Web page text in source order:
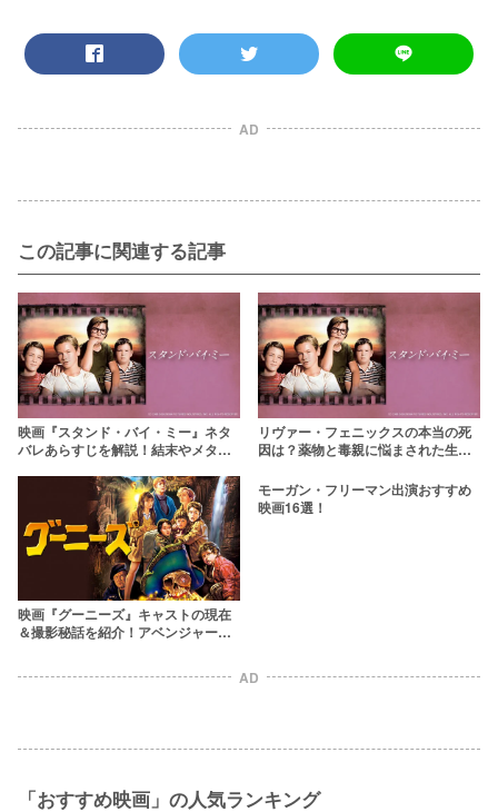
AD
この記事に関連する記事
映画『スタンド・バイ・ミー』ネタ
バレあらすじを解説！結末やメタフ
リヴァー・フェニックスの本当の死
因は？薬物と毒親に悩まされた生涯
映画『グーニーズ』キャストの現在
＆撮影秘話を紹介！アベンジャーズ
モーガン・フリーマン出演おすすめ
映画16選！
AD
「おすすめ映画」の人気ランキング